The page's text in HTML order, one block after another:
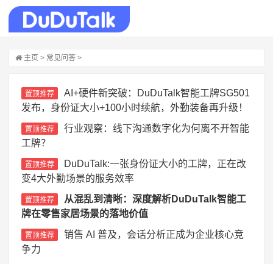
主页 > 常见问答 >
置顶推荐
AI+硬件新突破：DuDuTalk智能工牌SG501
发布，身份证大小+100小时续航，外勤装备再升级！
置顶推荐
行业观察：线下沟通数字化为何离不开智能
工牌？
置顶推荐
DuDuTalk:一张身份证大小的工牌，正在改
变4大外勤场景的服务效率
置顶推荐
从混乱到清晰：深度解析DuDuTalk智能工
牌在零售家居场景的落地价值
置顶推荐
销售 AI 普及，会话分析正成为企业核心竞
争力